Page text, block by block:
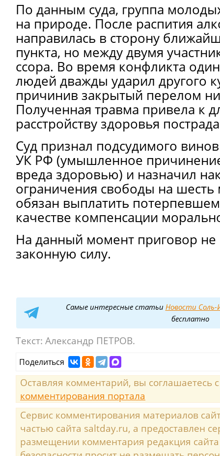
По данным суда, группа
на природе. После распития
направилась в сторону
пункта, но между двумя
ссора. Во время конфликта
людей дважды ударил другого
причинив закрытый перелом
Полученная травма привела к
расстройству здоровья
Суд признал подсудимого
УК РФ (умышленное
вреда здоровью) и назначил
ограничения свободы на шесть
обязан выплатить
качестве компенсации
На данный момент приговор не
законную силу.
Самые интересные статьи Новости Соль-
бесплатно
Текст: Александр ПЕТРОВ.
Поделиться
Оставляя комментарий, вы соглашаетесь
комментирования портала
Сервис комментирования материалов
частью сайта saltday.ru, а предоставлен
размещении комментария редакция